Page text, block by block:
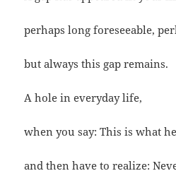
perhaps long foreseeable,
but always this gap remains.
A hole in everyday life,
when you say: This is what
and then have to realize: